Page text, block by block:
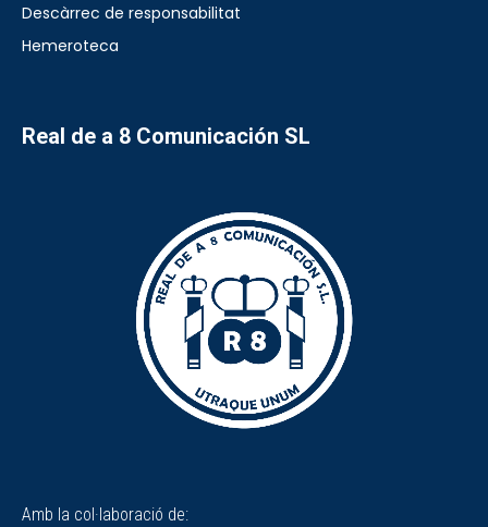
Descàrrec de responsabilitat
Hemeroteca
Real de a 8 Comunicación SL
Amb la col·laboració de: